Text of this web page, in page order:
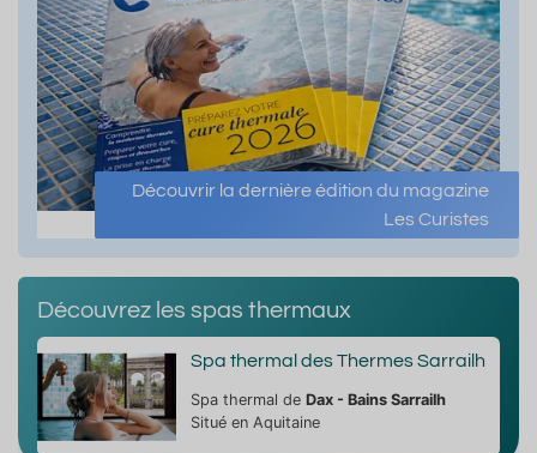
Découvrir la dernière édition du magazine
Les Curistes
Découvrez les spas thermaux
Spa thermal des Thermes Sarrailh
Spa thermal de Dax - Bains Sarrailh
Situé en Aquitaine